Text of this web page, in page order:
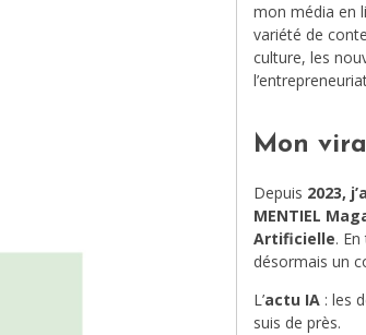
mon média en
variété de
culture, les
Mon
Depuis 2023,
MENTIEL
Artificielle.
désormais un
L’actu IA : les
suis de près.